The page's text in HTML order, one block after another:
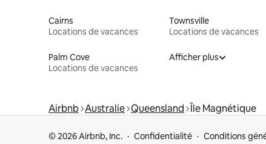
Cairns
Locations de vacances
Townsville
Locations de vacances
Palm Cove
Locations de vacances
Afficher plus
Airbnb Australie Queensland Île Magnétique
© 2026 Airbnb, Inc. Confidentialité Conditions